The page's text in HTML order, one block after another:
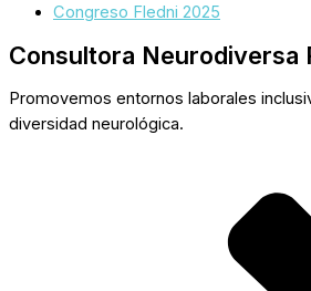
Congreso Fledni 2025
Consultora Neurodiversa
Promovemos entornos laborales
diversidad neurológica.